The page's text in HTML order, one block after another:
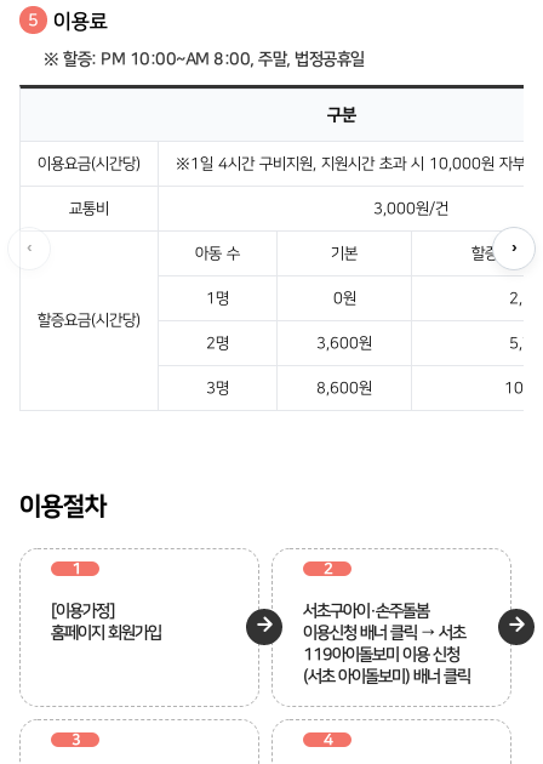
5 이용료
※ 할증: PM 10:00~AM 8:00, 주말, 법정공휴일
‹ ›
구분
이용요금(시간당) ※1일 4시간 구비지원, 지원시간 초과 시 10,000원 자부
교통비 3,000원/건
할증요금(시간당)
아동 수 기본 할증시간·
1명 0원
2명 3,600원
3명 8,600원
이용절차
1
[이용가정]
홈페이지 회원가입
2
서초구아이·손주돌봄
이용신청 배너 클릭 → 서초
119아이돌보미 이용 신청
(서초 아이돌보미) 배너 클릭
3 4